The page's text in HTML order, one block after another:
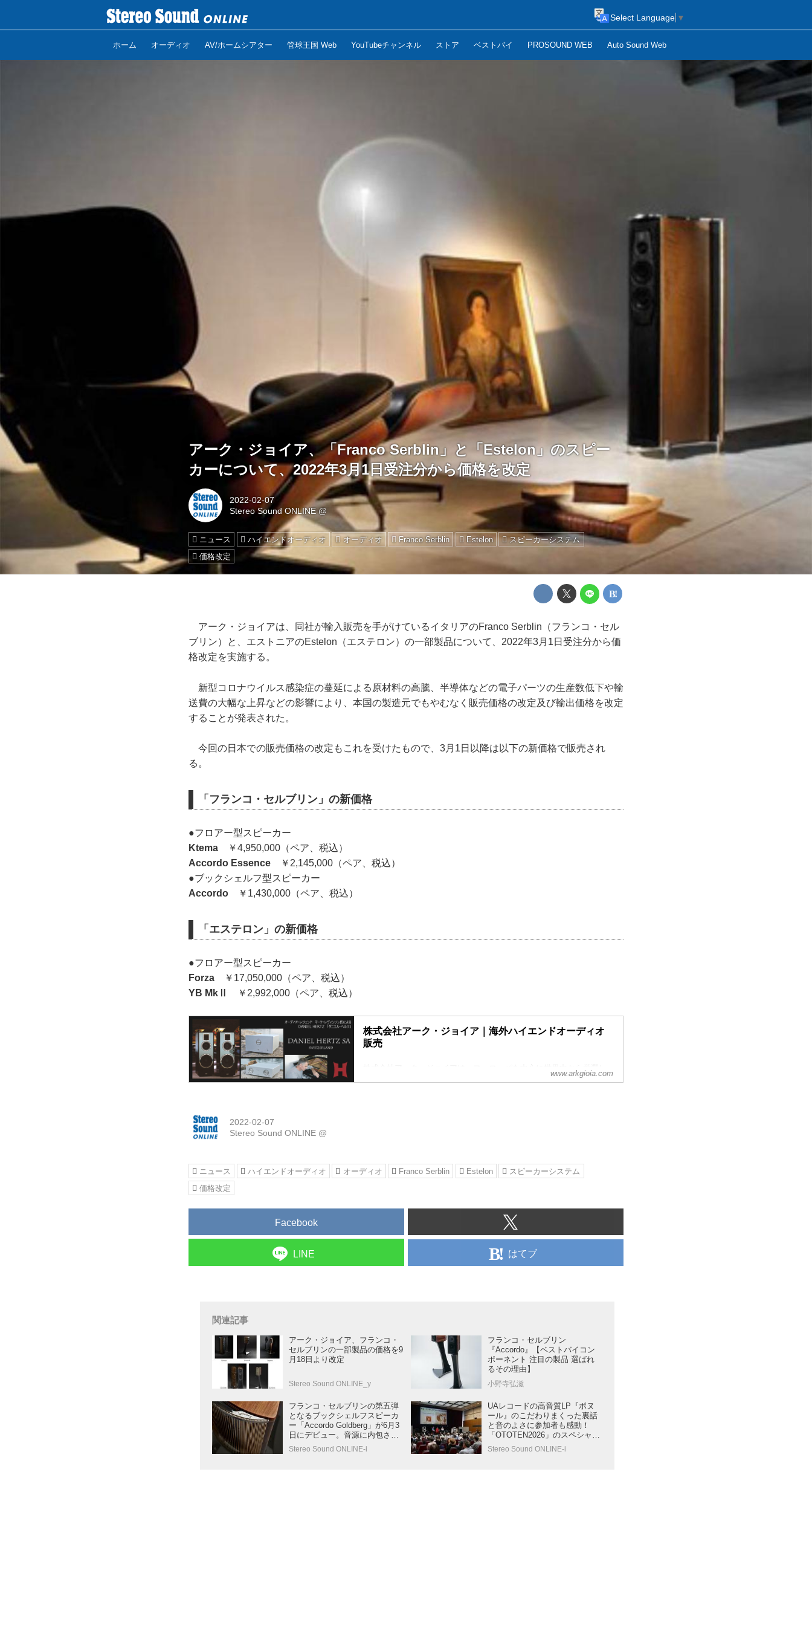
ホーム オーディオ AV/ホームシアター 管球王国 Web YouTubeチャンネル ストア ベストバイ PROSOUND WEB Auto Sound Web
Select Language ▼
アーク・ジョイア、「Franco Serblin」と「Estelon」のスピー
カーについて、2022年3月1日受注分から価格を改定
2022-02-07
Stereo Sound ONLINE @
ニュース ハイエンドオーディオ オーディオ Franco Serblin Estelon
スピーカーシステム
価格改定
アーク・ジョイアは、同社が輸入販売を手がけているイタリアのFranco Serblin（フランコ・セル
ブリン）と、エストニアのEstelon（エステロン）の一部製品について、2022年3月1日受注分から価
格改定を実施する。
新型コロナウイルス感染症の蔓延による原材料の高騰、半導体などの電子パーツの生産数低下や輸
送費の大幅な上昇などの影響により、本国の製造元でもやむなく販売価格の改定及び輸出価格を改定
することが発表された。
今回の日本での販売価格の改定もこれを受けたもので、3月1日以降は以下の新価格で販売され
る。
「フランコ・セルブリン」の新価格
●フロアー型スピーカー
Ktema ￥4,950,000（ペア、税込）
Accordo Essence ￥2,145,000（ペア、税込）
●ブックシェルフ型スピーカー
Accordo ￥1,430,000（ペア、税込）
「エステロン」の新価格
●フロアー型スピーカー
Forza ￥17,050,000（ペア、税込）
YB MkⅡ
￥2,992,000（ペア、税込）
株式会社アーク・ジョイア｜海外ハイエンドオーディオ
販売
株式会社アーク・ジョイアは、ヨーロッパを中心に世界中から厳選し
たこだわりのハイエンド・オーディオを輸入しております。現地に足
www.arkgioia.com
2022-02-07
Stereo Sound ONLINE @
ニュース ハイエンドオーディオ オーディオ Franco Serblin Estelon
スピーカーシステム
価格改定
Facebook
LINE はてブ
関連記事
アーク・ジョイア、フランコ・
セルブリンの一部製品の価格を9
月18日より改定
Stereo Sound ONLINE_y
フランコ・セルブリン
『Accordo』【ベストバイコン
ポーネント 注目の製品 選ばれ
るその理由】
小野寺弘滋
フランコ・セルブリンの第五弾
となるブックシェルフスピーカ
ー「Accordo Goldberg」が6月3
日にデビュー。音源に内包され
たニュアンスやエモーションを
自然に再生
Stereo Sound ONLINE-i
UAレコードの高音質LP『ボヌ
ール』のこだわりまくった裏話
と音のよさに参加者も感動！
「OTOTEN2026」のスペシャル
イベントが大いに盛り上がった
Stereo Sound ONLINE-i